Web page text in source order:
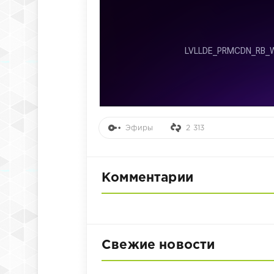
Эфиры 2 313
Комментарии
Свежие новости